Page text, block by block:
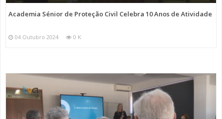
Academia Sénior de Proteção Civil Celebra 10 Anos de Atividade
04 Outubro 2024 0 K